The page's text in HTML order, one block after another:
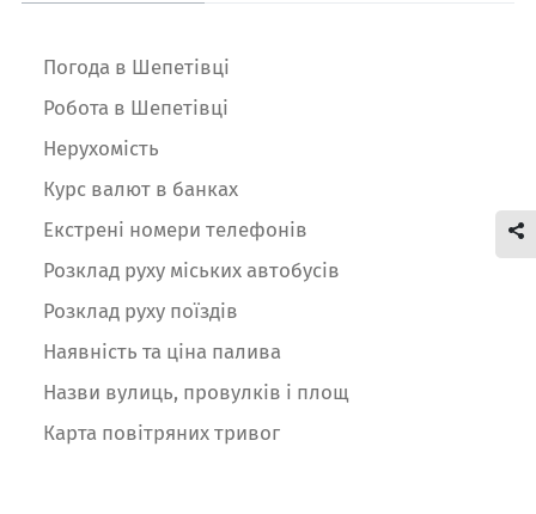
Погода в Шепетівці
Робота в Шепетівці
Нерухомість
Курс валют в банках
Екстрені номери телефонів
Розклад руху міських автобусів
Розклад руху поїздів
Наявність та ціна палива
Назви вулиць, провулків і площ
Карта повітряних тривог